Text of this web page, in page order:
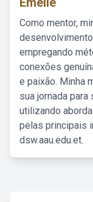
Como mentor,
empregando
conexões
e paixão. Minha
sua jornada
utilizando
pelas principais
dsw.aau.edu.et.